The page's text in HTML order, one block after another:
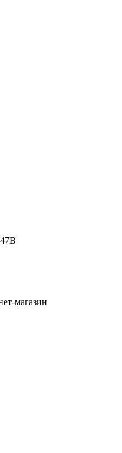
магазин